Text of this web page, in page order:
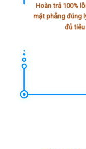
Hoàn trả 100%
mặt phẳng đúng
đủ tiêu